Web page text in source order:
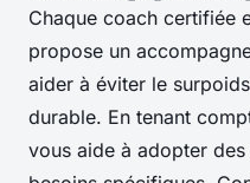
Chaque coach certifiée
propose un
aider à éviter le
durable. En tenant
vous aide à adopter